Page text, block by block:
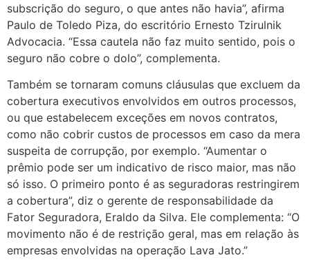
subscrição do seguro, o que antes não havia”, afirma
Paulo de Toledo Piza, do escritório Ernesto Tzirulnik
Advocacia. “Essa cautela não faz muito sentido, pois o
seguro não cobre o dolo”, complementa.
Também se tornaram comuns cláusulas que excluem da
cobertura executivos envolvidos em outros processos,
ou que estabelecem exceções em novos contratos,
como não cobrir custos de processos em caso da mera
suspeita de corrupção, por exemplo. “Aumentar o
prêmio pode ser um indicativo de risco maior, mas não
só isso. O primeiro ponto é as seguradoras restringirem
a cobertura”, diz o gerente de responsabilidade da
Fator Seguradora, Eraldo da Silva. Ele complementa: “O
movimento não é de restrição geral, mas em relação às
empresas envolvidas na operação Lava Jato.”